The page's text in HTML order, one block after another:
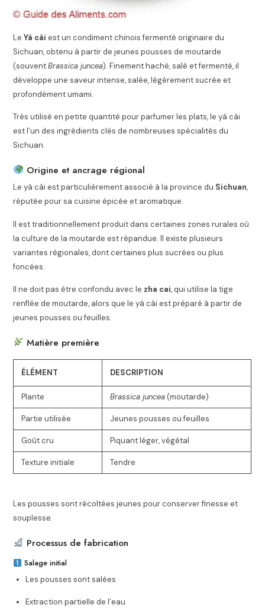
LeYá cài est un condiment chinois fermenté originaire du
Sichuan, obtenu à partir de jeunes pousses de moutarde
(souventBrassica juncea). Finement haché, salé et fermenté, il
développe une saveur intense, salée, légèrement sucrée et
profondément umami.
Très utilisé en petite quantité pour parfumer les plats, le yá cài
est l’un des ingrédients clés de nombreuses spécialités du
Sichuan.
Origine et ancrage régional
Le yá cài est particulièrement associé à la province du Sichuan,
réputée pour sa cuisine épicée et aromatique.
Il est traditionnellement produit dans certaines zones rurales où
la culture de la moutarde est répandue. Il existe plusieurs
variantes régionales, dont certaines plus sucrées ou plus
foncées.
Il ne doit pas être confondu avec le zha cai, qui utilise la tige
renflée de moutarde, alors que le yá cài est préparé à partir de
jeunes pousses ou feuilles.
Matière première
ÉLÉMENT DESCRIPTION
Plante Brassica juncea(moutarde)
Partie utilisée Jeunes pousses ou feuilles
Goût cru Piquant léger, végétal
Texture initiale Tendre
Les pousses sont récoltées jeunes pour conserver finesse et
souplesse.
Processus de fabrication
Salage initial
Les pousses sont salées
Extraction partielle de l’eau